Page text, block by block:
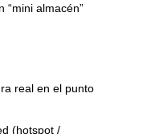
“mini almacén”
real en el punto
(hotspot /